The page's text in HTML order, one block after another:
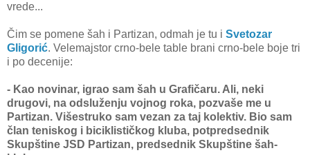
vrede...
Čim se pomene šah i Partizan, odmah je tu i Svetozar
Gligorić. Velemajstor crno-bele table brani crno-bele boje tri
i po decenije:
- Kao novinar, igrao sam šah u Grafičaru. Ali, neki
drugovi, na odsluženju vojnog roka, pozvaše me u
Partizan. Višestruko sam vezan za taj kolektiv. Bio sam
član teniskog i biciklističkog kluba, potpredsednik
Skupštine JSD Partizan, predsednik Skupštine šah-